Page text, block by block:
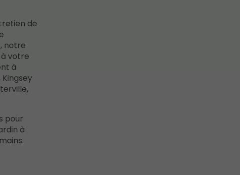
de
notre
votre
à
pour
à